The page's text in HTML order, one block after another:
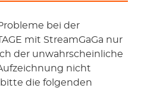
mit StreamGaGa nur
der unwahrscheinliche
nicht
die folgenden